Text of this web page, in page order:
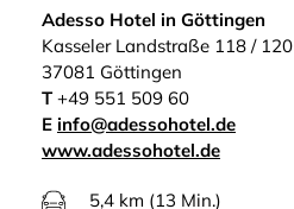
Adesso Hotel in Göttingen
Kasseler Landstraße 118 / 120
37081 Göttingen
T+49 551 509 60
E info@adessohotel.de
www.adessohotel.de
5,4 km (13 Min.)